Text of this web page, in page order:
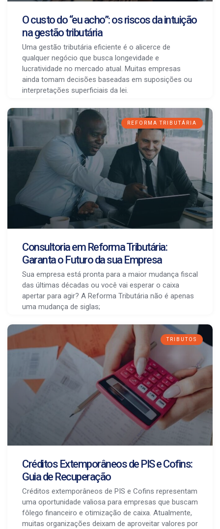
O custo do “eu acho”: os riscos da intuição
na gestão tributária
Uma gestão tributária eficiente é o alicerce de
qualquer negócio que busca longevidade e
lucratividade no mercado atual. Muitas empresas
ainda tomam decisões baseadas em suposições ou
interpretações superficiais da lei.
REFORMA TRIBUTÁRIA
Consultoria em Reforma Tributária:
Garanta o Futuro da sua Empresa
Sua empresa está pronta para a maior mudança fiscal
das últimas décadas ou você vai esperar o caixa
apertar para agir? A Reforma Tributária não é apenas
uma mudança de siglas;
TRIBUTOS
Créditos Extemporâneos de PIS e Cofins:
Guia de Recuperação
Créditos extemporâneos de PIS e Cofins representam
uma oportunidade valiosa para empresas que buscam
fôlego financeiro e otimização de caixa. Atualmente,
muitas organizações deixam de aproveitar valores por